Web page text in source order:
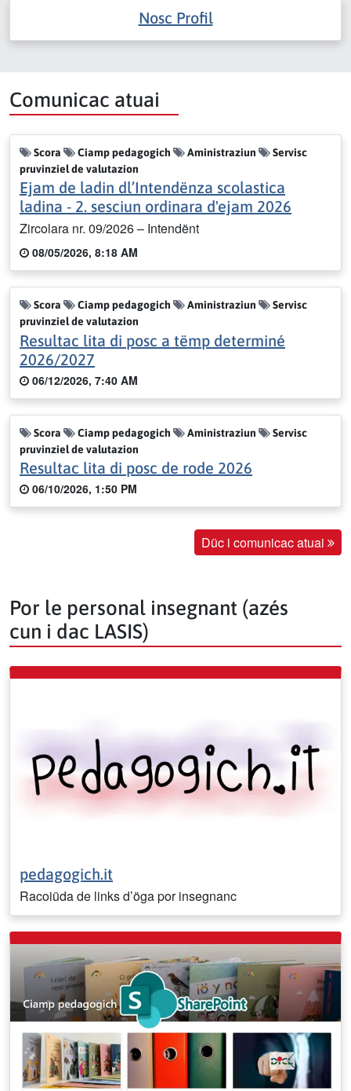
Nosc Profil
Comunicac atuai
Scora Ciamp pedagogich Aministraziun
Servisc
pruvinziel de valutazion
Ejam de ladin dl’Intendënza scolastica
ladina - 2. sesciun ordinara d'ejam 2026
Zircolara nr. 09/2026 – Intendënt
08/05/2026, 8:18 AM
Scora Ciamp pedagogich Aministraziun
Servisc
pruvinziel de valutazion
Resultac lita di posc a tëmp determiné
2026/2027
06/12/2026, 7:40 AM
Scora Ciamp pedagogich Aministraziun
Servisc
pruvinziel de valutazion
Resultac lita di posc de rode 2026
06/10/2026, 1:50 PM
Düc i comunicac atuai
Por le personal insegnant (azés
cun i dac LASIS)
pedagogich.it
Racoiüda de links d’öga por insegnanc